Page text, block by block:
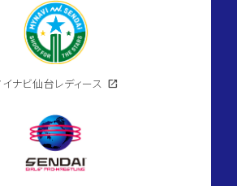
175.18m²
ナビ仙台レディース open_in_new